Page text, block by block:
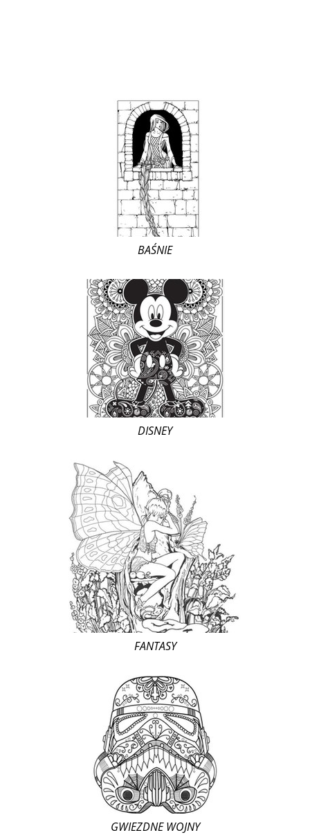
BAŚNIE
DISNEY
FANTASY
GWIEZDNE WOJNY